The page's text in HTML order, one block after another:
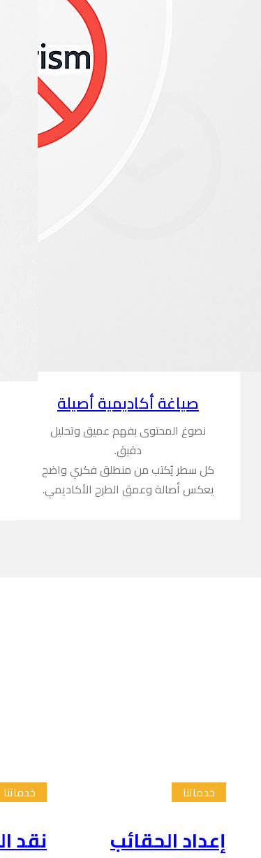
صياغة أكاديمية أصيلة
نصوغ المحتوى بفهم عميق وتحليل
دقيق.
كل سطر يُكتب من منطلق فكري واضح
يعكس أصالة وعمق الطرح الأكاديمي.
خدماتنا
إعداد الحقائب
خدماتنا
نقد